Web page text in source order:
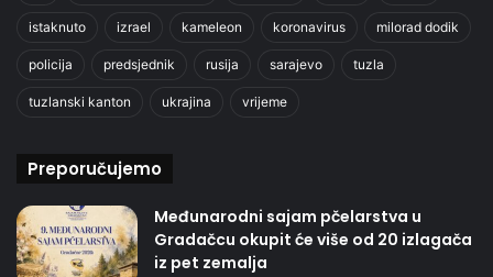
istaknuto izrael kameleon koronavirus milorad dodik
policija predsjednik rusija sarajevo tuzla
tuzlanski kanton ukrajina vrijeme
Preporučujemo
Međunarodni sajam pčelarstva u
Gradačcu okupit će više od 20 izlagača
iz pet zemalja